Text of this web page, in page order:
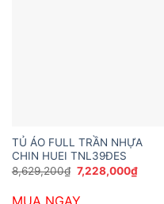
TỦ ÁO FULL TRẦN NHỰA
CHIN HUEI TNL39ĐES
8,629,200₫ Giá
gốc
8,629,200₫.
7,228,000₫Giá
hiện
MUA NGAY